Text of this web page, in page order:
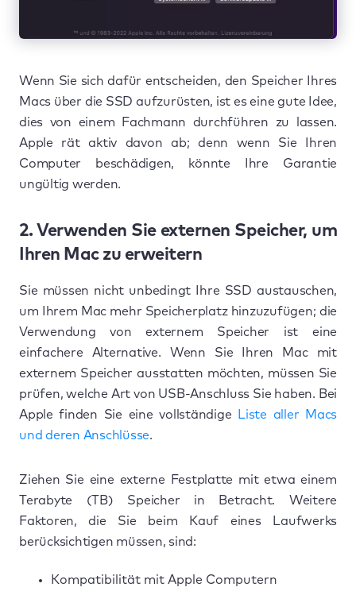
Wenn Sie sich dafür entscheiden, den Speicher Ihres
Macs über die SSD aufzurüsten, ist es eine gute Idee,
dies von einem Fachmann durchführen zu lassen.
Apple rät aktiv davon ab; denn wenn Sie Ihren
Computer beschädigen, könnte Ihre Garantie
ungültig werden.
2. Verwenden Sie externen Speicher, um
Ihren Mac zu erweitern
Sie müssen nicht unbedingt Ihre SSD austauschen,
um Ihrem Mac mehr Speicherplatz hinzuzufügen; die
Verwendung von externem Speicher ist eine
einfachere Alternative. Wenn Sie Ihren Mac mit
externem Speicher ausstatten möchten, müssen Sie
prüfen, welche Art von USB-Anschluss Sie haben. Bei
Apple finden Sie eine vollständige
Liste aller Macs
und deren Anschlüsse.
Ziehen Sie eine externe Festplatte mit etwa einem
Terabyte (TB) Speicher in Betracht. Weitere
Faktoren, die Sie beim Kauf eines Laufwerks
berücksichtigen müssen, sind:
Kompatibilität mit Apple Computern